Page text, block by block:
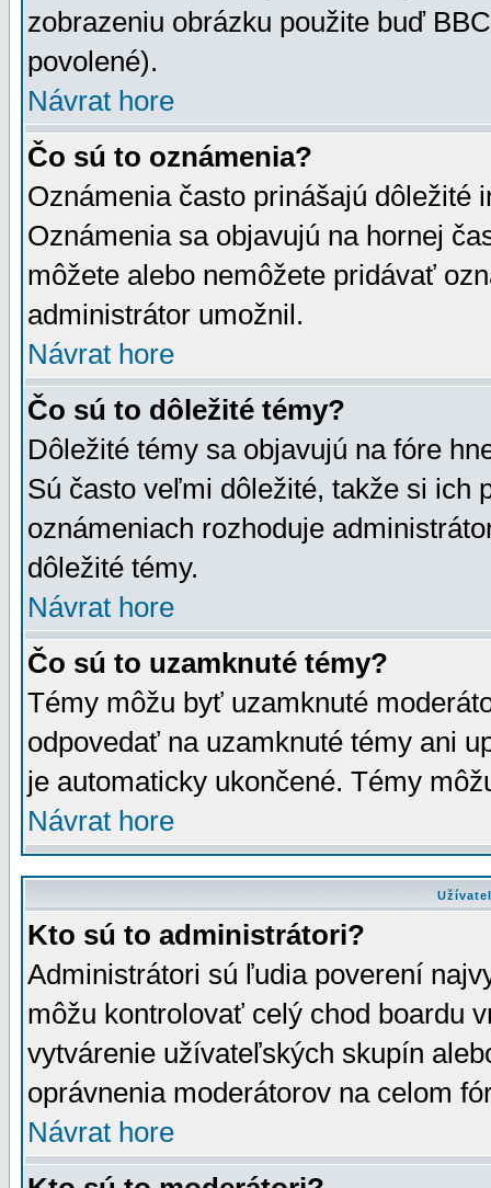
zobrazeniu obrázku použite buď
povolené).
Návrat hore
Čo sú to oznámenia?
Oznámenia často prinášajú dôležité
Oznámenia sa objavujú na hornej
môžete alebo nemôžete pridávať
administrátor umožnil.
Návrat hore
Čo sú to dôležité témy?
Dôležité témy sa objavujú na fóre
Sú často veľmi dôležité, takže si ich
oznámeniach rozhoduje
dôležité témy.
Návrat hore
Čo sú to uzamknuté témy?
Témy môžu byť uzamknuté
odpovedať na uzamknuté témy ani
je automaticky ukončené. Témy
Návrat hore
Kto sú to administrátori?
Administrátori sú ľudia poverení
môžu kontrolovať celý chod boardu
vytvárenie užívateľských skupín
oprávnenia moderátorov na celom
Návrat hore